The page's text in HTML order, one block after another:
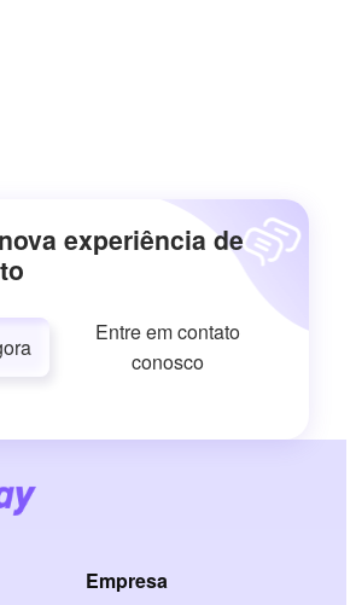
experiência de
Entre em contato
conosco
Empresa